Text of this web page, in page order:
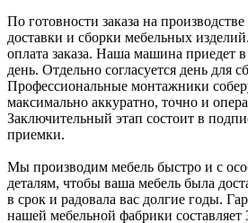
По готовности заказа на
доставки и сборки мебельных
оплата заказа. Наша машина приедет
день. Отдельно согласуется день для
Профессиональные монтажники
максимально аккуратно, точно и
Заключительный этап состоит в
приемки.
Мы производим мебель быстро и с
деталям, чтобы ваша мебель была
в срок и радовала вас долгие годы.
нашей мебельной фабрики составляет